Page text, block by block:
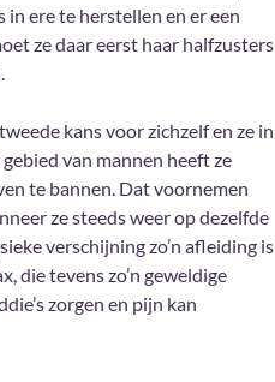
in ere te herstellen en er een
ze daar eerst haar halfzusters
kans voor zichzelf en ze in
van mannen heeft ze
te bannen. Dat voornemen
ze steeds weer op dezelfde
verschijning zo’n afleiding is
die tevens zo’n geweldige
zorgen en pijn kan